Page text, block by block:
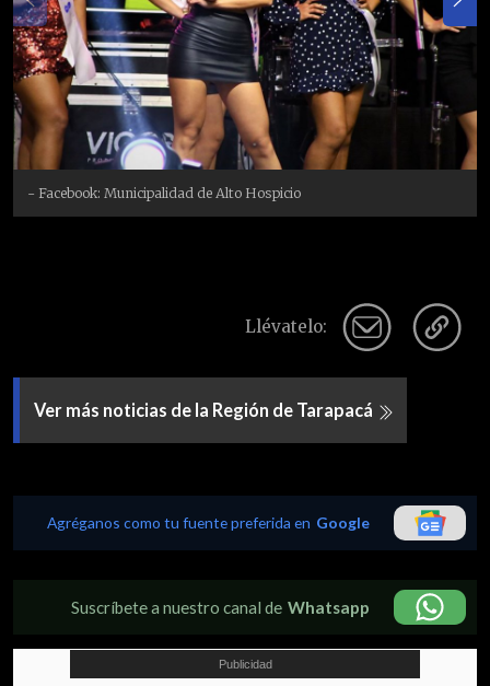
- Facebook: Municipalidad de Alto Hospicio
Llévatelo:
Ver más noticias de la Región de Tarapacá
Agréganos como tu fuente preferida en Google
Suscríbete a nuestro canal de Whatsapp